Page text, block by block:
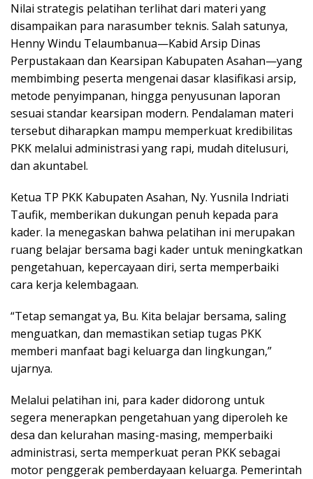
Nilai strategis pelatihan terlihat dari materi yang
disampaikan para narasumber teknis. Salah satunya,
Henny Windu Telaumbanua—Kabid Arsip Dinas
Perpustakaan dan Kearsipan Kabupaten Asahan—yang
membimbing peserta mengenai dasar klasifikasi arsip,
metode penyimpanan, hingga penyusunan laporan
sesuai standar kearsipan modern. Pendalaman materi
tersebut diharapkan mampu memperkuat kredibilitas
PKK melalui administrasi yang rapi, mudah ditelusuri,
dan akuntabel.
Ketua TP PKK Kabupaten Asahan, Ny. Yusnila Indriati
Taufik, memberikan dukungan penuh kepada para
kader. Ia menegaskan bahwa pelatihan ini merupakan
ruang belajar bersama bagi kader untuk meningkatkan
pengetahuan, kepercayaan diri, serta memperbaiki
cara kerja kelembagaan.
“Tetap semangat ya, Bu. Kita belajar bersama, saling
menguatkan, dan memastikan setiap tugas PKK
memberi manfaat bagi keluarga dan lingkungan,”
ujarnya.
Melalui pelatihan ini, para kader didorong untuk
segera menerapkan pengetahuan yang diperoleh ke
desa dan kelurahan masing-masing, memperbaiki
administrasi, serta memperkuat peran PKK sebagai
motor penggerak pemberdayaan keluarga. Pemerintah